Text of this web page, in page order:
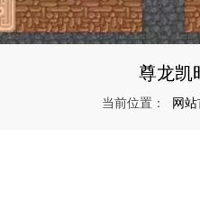
尊龙凯
当前位置： 网